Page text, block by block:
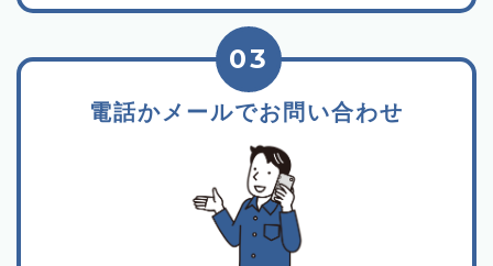
電話かメールでお問い合わせ
03